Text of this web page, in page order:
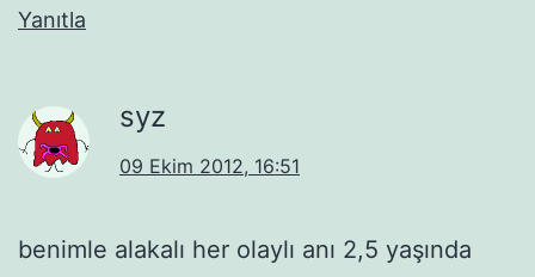
Yanıtla
syz
09 Ekim 2012, 16:51
benimle alakalı her olaylı anı 2,5 yaşında